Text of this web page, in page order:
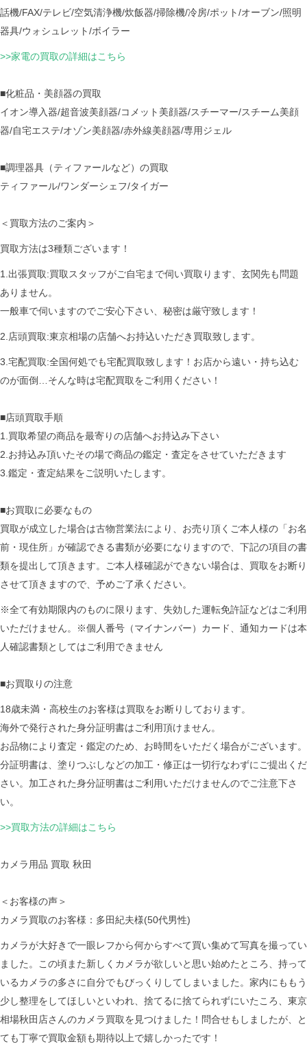
話機/FAX/テレビ/空気清浄機/炊飯器/掃除機/冷房/ポット/オーブン/照明
器具/ウォシュレット/ボイラー
>>家電の買取の詳細はこちら
■化粧品・美顔器の買取
イオン導入器/超音波美顔器/コメット美顔器/スチーマー/スチーム美顔
器/自宅エステ/オゾン美顔器/赤外線美顔器/専用ジェル
■調理器具（ティファールなど）の買取
ティファール/ワンダーシェフ/タイガー
＜買取方法のご案内＞
買取方法は3種類ございます！
1.出張買取:買取スタッフがご自宅まで伺い買取ります、玄関先も問題
ありません。
一般車で伺いますのでご安心下さい、秘密は厳守致します！
2.店頭買取:東京相場の店舗へお持込いただき買取致します。
3.宅配買取:全国何処でも宅配買取致します！お店から遠い・持ち込む
のが面倒…そんな時は宅配買取をご利用ください！
■店頭買取手順
1.買取希望の商品を最寄りの店舗へお持込み下さい
2.お持込み頂いたその場で商品の鑑定・査定をさせていただきます
3.鑑定・査定結果をご説明いたします。
■お買取に必要なもの
買取が成立した場合は古物営業法により、お売り頂くご本人様の「お名
前・現住所」が確認できる書類が必要になりますので、下記の項目の書
類を提出して頂きます。ご本人様確認ができない場合は、買取をお断り
させて頂きますので、予めご了承ください。
※全て有効期限内のものに限ります、失効した運転免許証などはご利用
いただけません。※個人番号（マイナンバー）カード、通知カードは本
人確認書類としてはご利用できません
■お買取りの注意
18歳未満・高校生のお客様は買取をお断りしております。
海外で発行された身分証明書はご利用頂けません。
お品物により査定・鑑定のため、お時間をいただく場合がございます。
分証明書は、塗りつぶしなどの加工・修正は一切行なわずにご提出くだ
さい。加工された身分証明書はご利用いただけませんのでご注意下さ
い。
>>買取方法の詳細はこちら
カメラ用品 買取 秋田
＜お客様の声＞
カメラ買取のお客様：多田紀夫様(50代男性)
カメラが大好きで一眼レフから何からすべて買い集めて写真を撮ってい
ました。この頃また新しくカメラが欲しいと思い始めたところ、持って
いるカメラの多さに自分でもびっくりしてしまいました。家内にももう
少し整理をしてほしいといわれ、捨てるに捨てられずにいたころ、東京
相場秋田店さんのカメラ買取を見つけました！問合せもしましたが、と
ても丁寧で買取金額も期待以上で嬉しかったです！